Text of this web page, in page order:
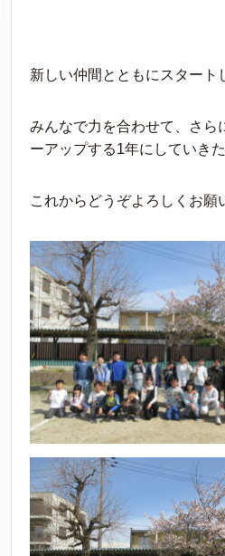
新しい仲間とともにスタート
みんなで力を合わせて、さら
ーアップする1年にしていき
これからどうぞよろしくお願